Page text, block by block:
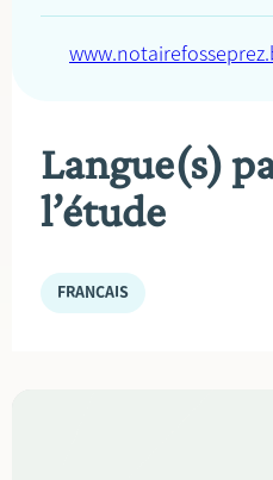
Langue(s)
l’étude
FRANÇAIS